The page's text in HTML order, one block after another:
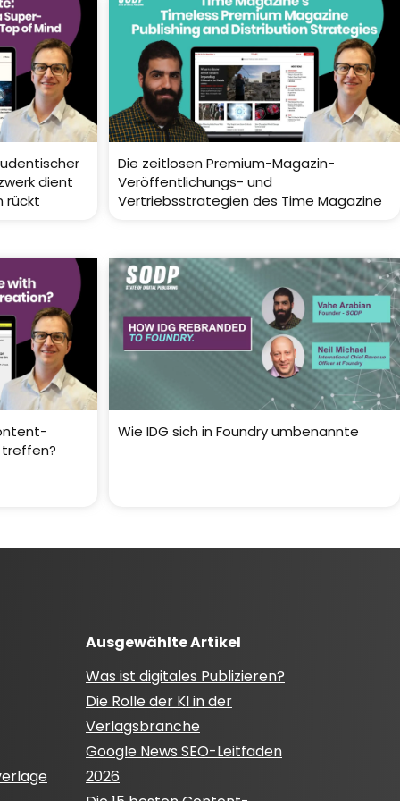
dient
rückt
Die zeitlosen Premium-Magazin-
Veröffentlichungs- und
Vertriebsstrategien des Time Magazine
treffen?
Wie IDG sich in Foundry umbenannte
Ausgewählte Artikel
Was ist digitales Publizieren?
Die Rolle der KI in der
Verlagsbranche
Google News SEO-Leitfaden
2026